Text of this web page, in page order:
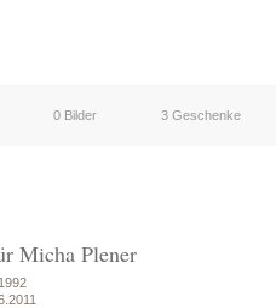
0 Bilder 3 Geschenke
Micha Plener